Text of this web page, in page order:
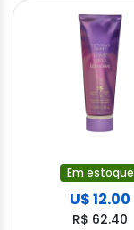
Em estoque
U$ 12.00
R$ 62.40